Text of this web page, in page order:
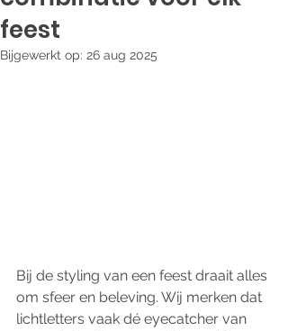
feest
Bijgewerkt op: 26 aug 2025
Bij de styling van een feest draait alles
om sfeer en beleving. Wij merken dat
lichtletters vaak dé eyecatcher van